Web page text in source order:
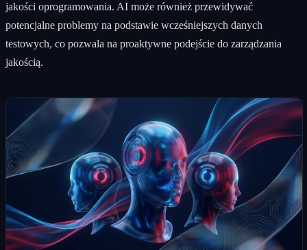
jakości oprogramowania. AI może również przewidywać
potencjalne problemy na podstawie wcześniejszych danych
testowych, co pozwala na proaktywne podejście do zarządzania
jakością.